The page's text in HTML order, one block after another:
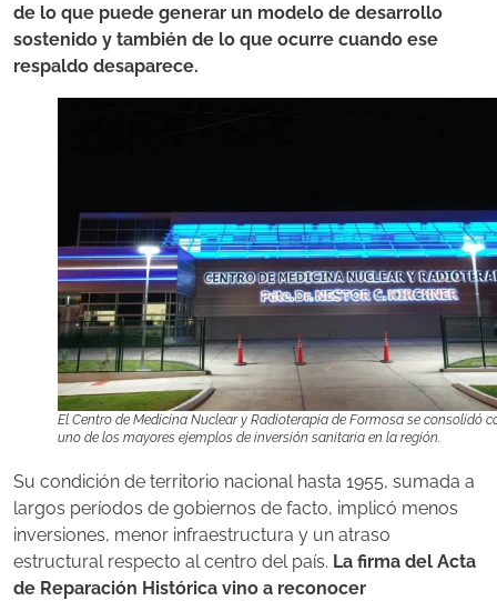
de lo que puede generar un modelo de desarrollo
sostenido y también de lo que ocurre cuando ese
respaldo desaparece.
El Centro de Medicina Nuclear y Radioterapia de Formosa se consolidó
uno de los mayores ejemplos de inversión sanitaria en la región.
Su condición de territorio nacional hasta 1955, sumada a
largos períodos de gobiernos de facto, implicó menos
inversiones, menor infraestructura y un atraso
estructural respecto al centro del país. La firma del Acta
de Reparación Histórica vino a reconocer